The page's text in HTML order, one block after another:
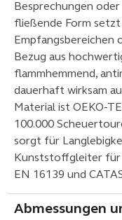
Besprechungen
fließende Form
Empfangsbereichen
Bezug aus
flammhemmend,
dauerhaft wirksam
Material ist OEKO-
100.000
sorgt für
Kunststoffgleiter für
EN 16139 und
Abmessungen